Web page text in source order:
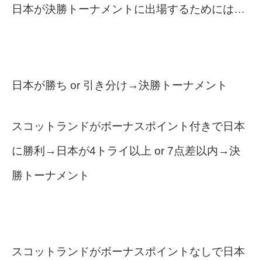
日本が決勝トーナメントに出場するためには…
日本が勝ち or 引き分け→決勝トーナメント
スコットランドがボーナスポイント付きで日本
に勝利→日本が4トライ以上 or 7点差以内→決
勝トーナメント
スコットランドがボーナスポイントなしで日本